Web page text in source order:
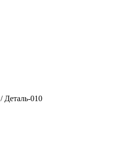
/ Деталь-010